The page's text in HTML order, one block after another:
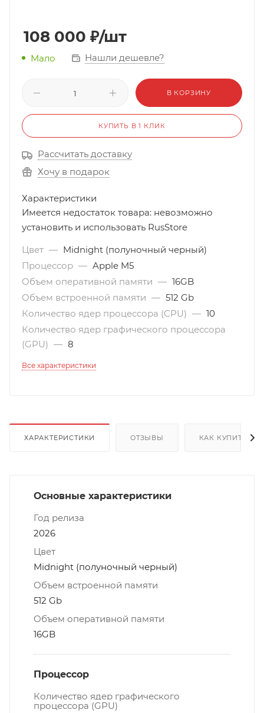
108 000 ₽/шт
Мало Нашли дешевле?
В КОРЗИНУ
КУПИТЬ В 1 КЛИК
Рассчитать доставку
Хочу в подарок
Характеристики
Имеется недостаток товара: невозможно
установить и использовать RusStore
Цвет — Midnight (полуночный черный)
Процессор — Apple M5
Объем оперативной памяти — 16GB
Объем встроенной памяти — 512 Gb
Количество ядер процессора (CPU) — 10
Количество ядер графического процессора
(GPU) — 8
Все характеристики
ХАРАКТЕРИСТИКИ ОТЗЫВЫ КАК КУПИТЬ
Основные характеристики
Год релиза
2026
Цвет
Midnight (полуночный черный)
Объем встроенной памяти
512 Gb
Объем оперативной памяти
16GB
Процессор
Количество ядер графического
процессора (GPU)